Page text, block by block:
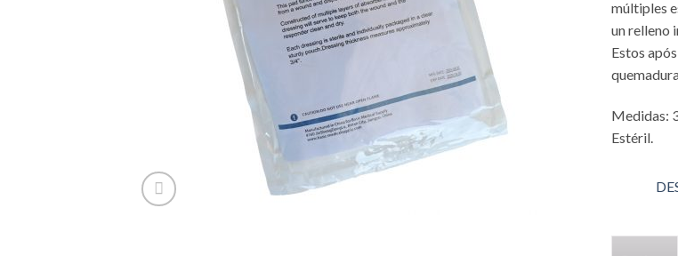
múltiples
un relleno
Estos
Medidas:
Estéril.